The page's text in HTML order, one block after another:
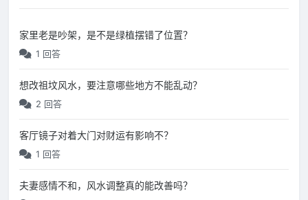
家里老是吵架，是不是绿植摆错了位置？
1 回答
想改祖坟风水，要注意哪些地方不能乱动？
2 回答
客厅镜子对着大门对财运有影响不？
1 回答
夫妻感情不和，风水调整真的能改善吗？